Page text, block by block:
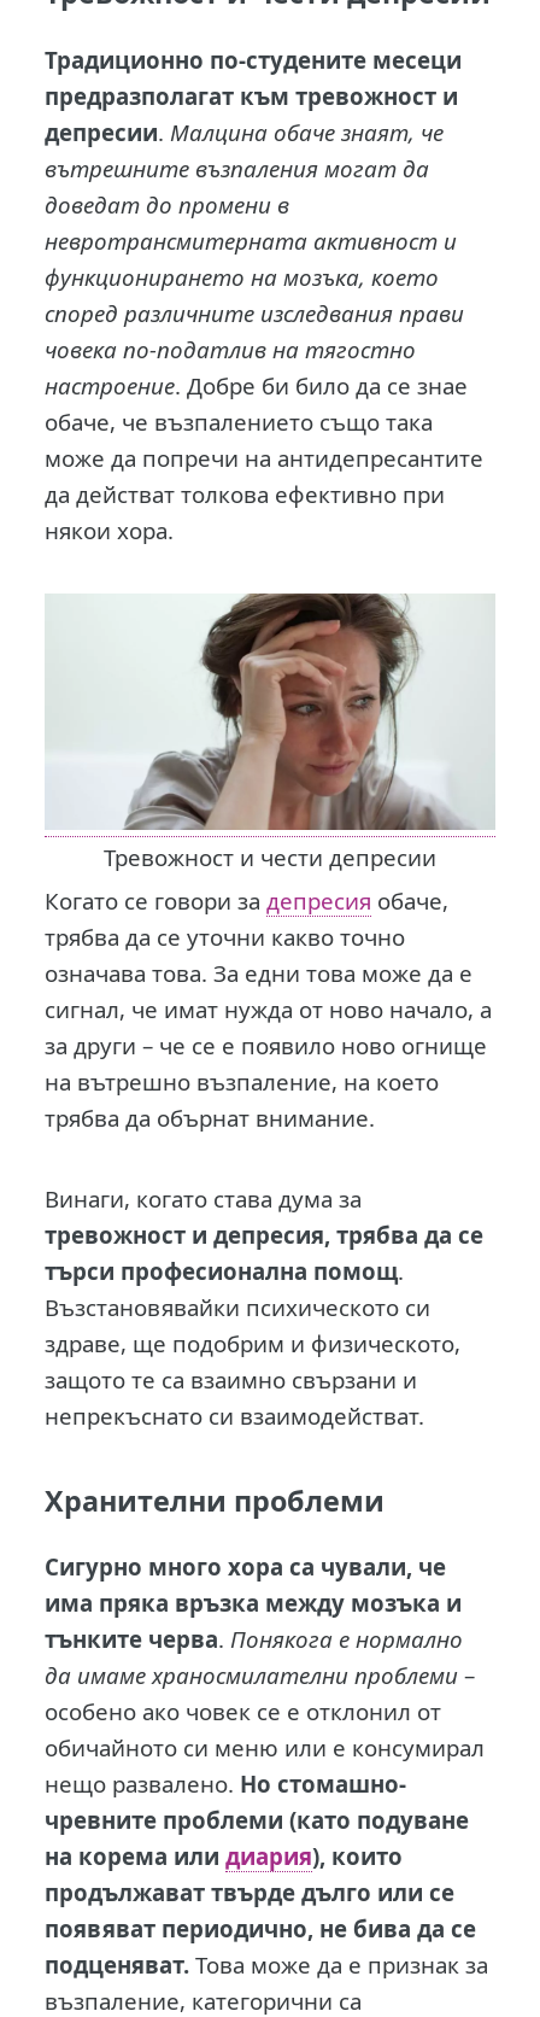
Традиционно по-студените месеци
предразполагат към тревожност и
депресии. Малцина обаче знаят, че
вътрешните възпаления могат да
доведат до промени в
невротрансмитерната активност и
функционирането на мозъка, което
според различните изследвания прави
човека по-податлив на тягостно
настроение. Добре би било да се знае
обаче, че възпалението също така
може да попречи на антидепресантите
да действат толкова ефективно при
някои хора.
Тревожност и чести депресии
Когато се говори задепресия обаче,
трябва да се уточни какво точно
означава това. За едни това може да е
сигнал, че имат нужда от ново начало, а
за други – че се е появило ново огнище
на вътрешно възпаление, на което
трябва да обърнат внимание.
Винаги, когато става дума за
тревожност и депресия, трябва да се
търси професионална помощ.
Възстановявайки психическото си
здраве, ще подобрим и физическото,
защото те са взаимно свързани и
непрекъснато си взаимодействат.
Хранителни проблеми
Сигурно много хора са чували, че
има пряка връзка между мозъка и
тънките черва.Понякога е нормално
да имаме храносмилателни проблеми –
особено ако човек се е отклонил от
обичайното си меню или е консумирал
нещо развалено. Но стомашно-
чревните проблеми (като подуване
на корема илидиария), които
продължават твърде дълго или се
появяват периодично, не бива да се
подценяват. Това може да е признак за
възпаление, категорични са